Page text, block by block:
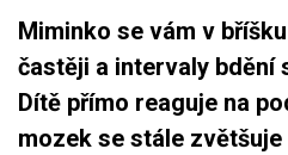
Miminko se vám v
častěji a intervaly bdění
Dítě přímo reaguje na
mozek se stále